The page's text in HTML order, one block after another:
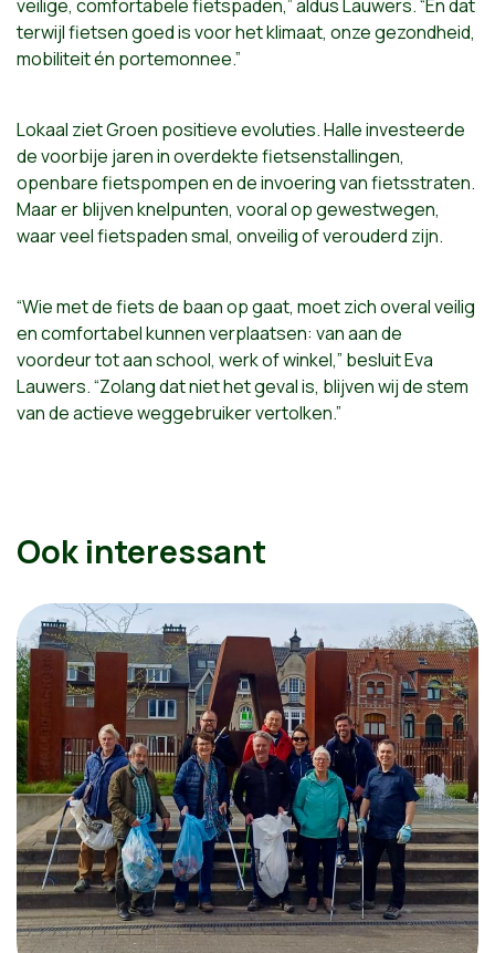
veilige, comfortabele fietspaden,” aldus Lauwers. “En dat
terwijl fietsen goed is voor het klimaat, onze gezondheid,
mobiliteit én portemonnee.”
Lokaal ziet Groen positieve evoluties. Halle investeerde
de voorbije jaren in overdekte fietsenstallingen,
openbare fietspompen en de invoering van fietsstraten.
Maar er blijven knelpunten, vooral op gewestwegen,
waar veel fietspaden smal, onveilig of verouderd zijn.
“Wie met de fiets de baan op gaat, moet zich overal veilig
en comfortabel kunnen verplaatsen: van aan de
voordeur tot aan school, werk of winkel,” besluit Eva
Lauwers. “Zolang dat niet het geval is, blijven wij de stem
van de actieve weggebruiker vertolken.”
Ook interessant